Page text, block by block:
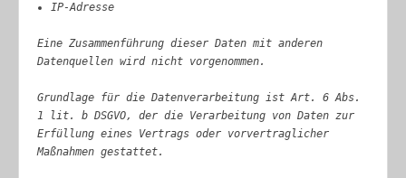
IP-Adresse
Eine Zusammenführung dieser Daten mit anderen
Datenquellen wird nicht vorgenommen.
Grundlage für die Datenverarbeitung ist Art. 6 Abs.
1 lit. b DSGVO, der die Verarbeitung von Daten zur
Erfüllung eines Vertrags oder vorvertraglicher
Maßnahmen gestattet.